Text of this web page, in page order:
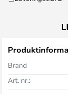
Brand
Art. nr.: